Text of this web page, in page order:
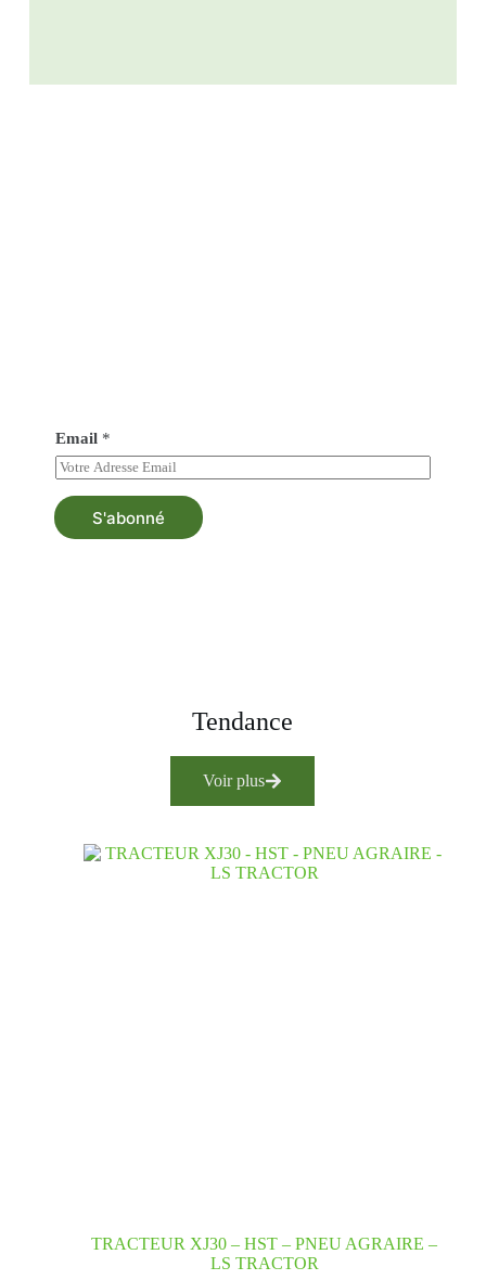
Email *
S'abonné
Tendance
Voir plus
TRACTEUR XJ30 – HST – PNEU AGRAIRE –
LS TRACTOR